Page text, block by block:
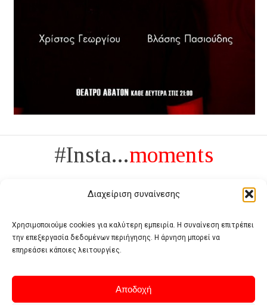
Διαχείριση συναίνεσης
Χρησιμοποιούμε cookies για καλύτερη εμπειρία. Η συναίνεση επιτρέπει
την επεξεργασία δεδομένων περιήγησης. Η άρνηση μπορεί να
επηρεάσει κάποιες λειτουργίες.
Αποδοχή
#Insta...moments
Πολυτέλεια δεν είναι το αντίθετο της ανέχειας, είναι το αντίθετο της